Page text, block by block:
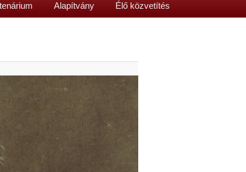
Alapítvány Élő közvetítés